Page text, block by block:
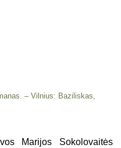
– Vilnius: Baziliskas,
Marijos Sokolovaitės